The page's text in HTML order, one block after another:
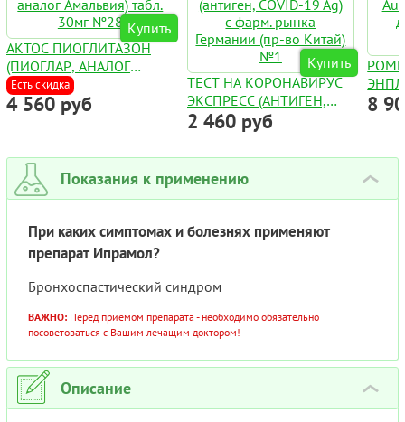
Купить
АКТОС ПИОГЛИТАЗОН
(ПИОГЛАР, АНАЛОГ
АМАЛЬВИЯ) ТАБЛ. 30МГ
№28
Есть скидка
4 560 руб
Купить
ТЕСТ НА КОРОНАВИРУС
ЭКСПРЕСС (АНТИГЕН,
COVID-19 AG) С ФАРМ.
РЫНКА ГЕРМАНИИ (ПР-
ВО КИТАЙ) №1
2 460 руб
8
Показания к применению ›
При каких симптомах и болезнях применяют
препарат Ипрамол?
Бронхоспастический синдром
ВАЖНО: Перед приёмом препарата - необходимо обязательно
посоветоваться с Вашим лечащим доктором!
Описание ›